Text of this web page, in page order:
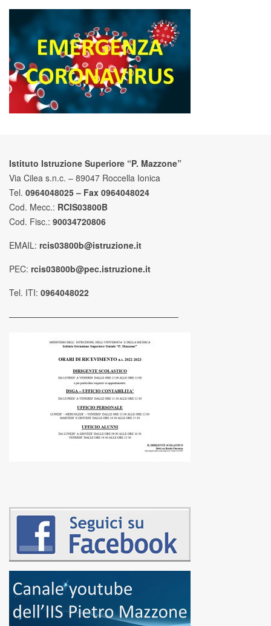
Istituto Istruzione Superiore “P. Mazzone”
Via Cilea s.n.c. – 89047 Roccella Ionica
Tel. 0964048025 – Fax 0964048024
Cod. Mecc.: RCIS03800B
Cod. Fisc.: 90034720806
EMAIL: rcis03800b@istruzione.it
PEC: rcis03800b@pec.istruzione.it
Tel. ITI: 0964048022
————————————————————